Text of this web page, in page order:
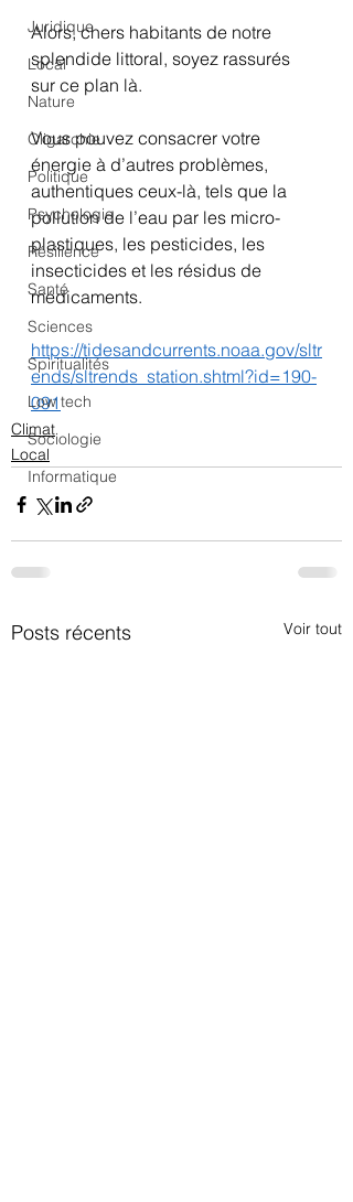
Juridique
Local
Nature
Oligarchie
Politique
Psychologie
Résilience
Santé
Sciences
Spiritualités
Low tech
Sociologie
Informatique
Alors, chers habitants de notre
splendide littoral, soyez rassurés
sur ce plan là.
Vous pouvez consacrer votre
énergie à d’autres problèmes,
authentiques ceux-là, tels que la
pollution de l’eau par les micro-
plastiques, les pesticides, les
insecticides et les résidus de
médicaments.
https://tidesandcurrents.noaa.gov/sltr
ends/sltrends_station.shtml?id=190-
091
Climat
Local
Posts récents Voir tout